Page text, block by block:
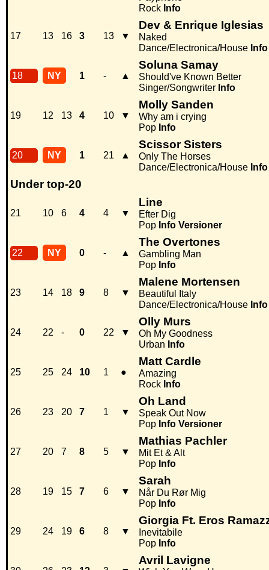
Rock Info
17 13 16 3 13 ▼
Dev & Enrique Iglesias
Naked
Dance/Electronica/House Info
18 NY 1 - ▲
Soluna Samay
Should've Known Better
Singer/Songwriter Info
19 12 13 4 10 ▼
Molly Sanden
Why am i crying
Pop Info
20 NY 1 21 ▲
Scissor Sisters
Only The Horses
Dance/Electronica/House Info
Under top-20
21 10 6 4 4 ▼
Line
Efter Dig
Pop Info Versioner
22 NY 0 - ▲
The Overtones
Gambling Man
Pop Info
23 14 18 9 8 ▼
Malene Mortensen
Beautiful Italy
Dance/Electronica/House Info
24 22 - 0 22 ▼
Olly Murs
Oh My Goodness
Urban Info
25 25 24 10 1 ●
Matt Cardle
Amazing
Rock Info
26 23 20 7 1 ▼
Oh Land
Speak Out Now
Pop Info Versioner
27 20 7 8 5 ▼
Mathias Pachler
Mit Et & Alt
Pop Info
28 19 15 7 6 ▼
Sarah
Når Du Rør Mig
Pop Info
29 24 19 6 8 ▼
Giorgia Ft. Eros
Inevitabile
Pop Info
Avril Lavigne